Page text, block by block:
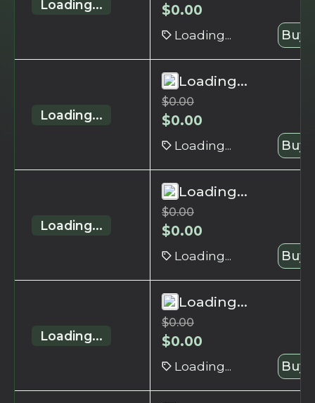
Loading... $0.00
Loading... Buy
Loading...
Loading...
$0.00
$0.00
Loading... Buy
Loading...
Loading...
$0.00
$0.00
Loading... Buy
Loading...
Loading...
$0.00
$0.00
Loading... Buy